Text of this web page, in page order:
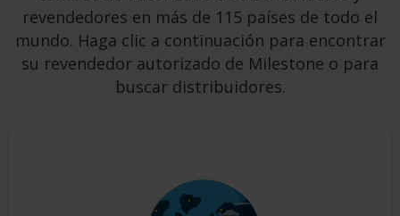
revendedores en más de 115 países de todo el
mundo. Haga clic a continuación para encontrar
su revendedor autorizado de Milestone o para
buscar distribuidores.